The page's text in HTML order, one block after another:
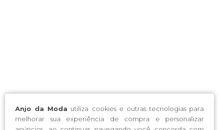
Anjo da Moda utiliza cookies e outras tecnologias para
melhorar sua experiência de compra e personalizar